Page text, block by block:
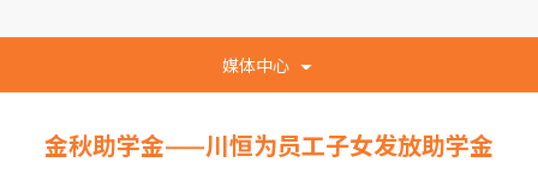
媒体中心
金秋助学金——川恒为员工子女发放助学金